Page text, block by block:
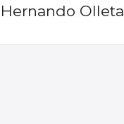
Hernando Olleta